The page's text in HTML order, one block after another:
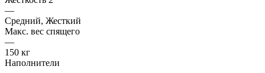
—
Средний, Жесткий
Макс. вес спящего
—
150 кг
Наполнители